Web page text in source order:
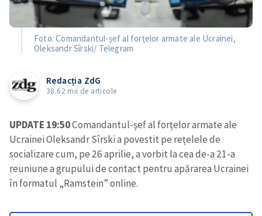
Foto: Comandantul-șef al forțelor armate ale Ucrainei,
Oleksandr Sîrski/ Telegram
Redacția ZdG
38.62 mii de articole
UPDATE 19:50Comandantul-șef al forțelor armate ale
Ucrainei Oleksandr Sîrski a povestit pe rețelele de
socializare cum, pe 26 aprilie, a vorbit la cea de-a 21-a
reuniune a grupului de contact pentru apărarea Ucrainei
în formatul „Ramstein” online.